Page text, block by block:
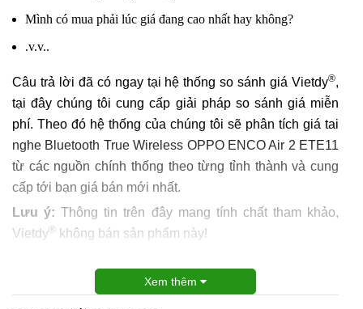
Mình có mua phải lúc giá đang cao nhất hay không?
.v.v..
Câu trả lời đã có ngay tại hệ thống so sánh giá Vietdy®,
tại đây chúng tôi cung cấp giải pháp so sánh giá miễn
phí. Theo đó hệ thống của chúng tôi sẽ phân tích giá tai
nghe Bluetooth True Wireless OPPO ENCO Air 2 ETE11
từ các nguồn chính thống theo từng tỉnh thành và cung
cấp tới bạn giá bán mới nhất.
Lưu ý: Thông tin trên đây mang tính chất tham khảo,
Vietdy® không bán sản phẩm này!
Xem thêm